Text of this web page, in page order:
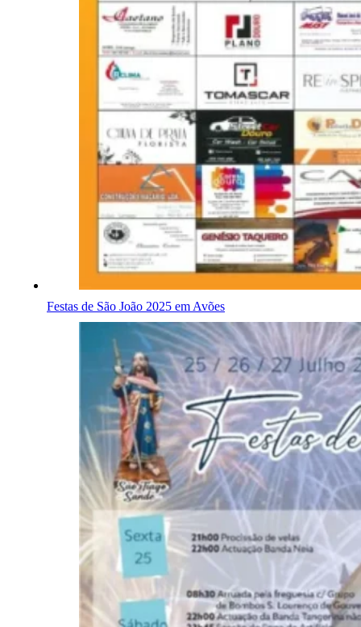
Festas de São João 2025 em Avões